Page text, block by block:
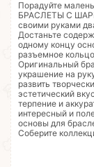
Порадуйте
БРАСЛЕТЫ С
своими руками
Достаньте
одному концу
разъемное
Оригинальный
украшение на
развить
эстетический
терпение и
интересный и
основы для
Соберите